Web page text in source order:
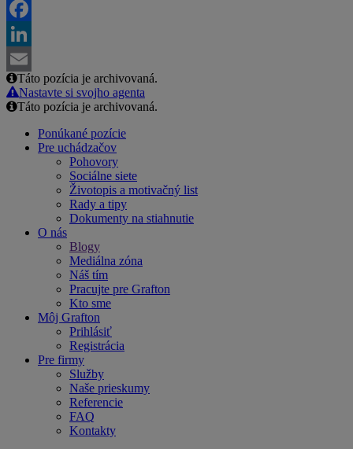
Twitter
Facebook
LinkedIn
Email
Táto pozícia je archivovaná.
Nastavte si svojho agenta
Táto pozícia je archivovaná.
Ponúkané pozície
Pre uchádzačov
Pohovory
Sociálne siete
Životopis a motivačný list
Rady a tipy
Dokumenty na stiahnutie
O nás
Blogy
Mediálna zóna
Náš tím
Pracujte pre Grafton
Kto sme
Môj Grafton
Prihlásiť
Registrácia
Pre firmy
Služby
Naše prieskumy
Referencie
FAQ
Kontakty